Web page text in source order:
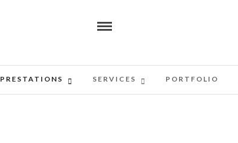
PRESTATIONS SERVICES PORTFOLIO